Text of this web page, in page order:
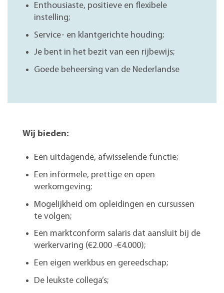
Enthousiaste, positieve en flexibele
instelling;
Service- en klantgerichte houding;
Je bent in het bezit van een rijbewijs;
Goede beheersing van de Nederlandse
Wij bieden:
Een uitdagende, afwisselende functie;
Een informele, prettige en open
werkomgeving;
Mogelijkheid om opleidingen en cursussen
te volgen;
Een marktconform salaris dat aansluit bij de
werkervaring (€2.000 -€4.000);
Een eigen werkbus en gereedschap;
De leukste collega’s;